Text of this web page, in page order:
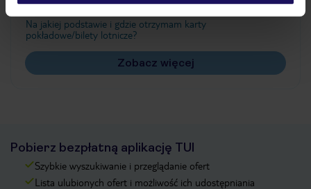
Czy w Hotelu będzie przedstawiciel TUI?
Na jakiej podstawie i gdzie otrzymam karty
pokładowe/bilety lotnicze?
Zobacz więcej
Pobierz bezpłatną aplikację TUI
Szybkie wyszukiwanie i przeglądanie ofert
Lista ulubionych ofert i możliwość ich udostępniania